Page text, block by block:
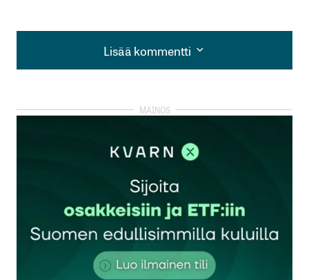
Lisää kommentti
Lisää kommentti
kirjautua
rekisteröityä
Sähköpostiosoitettasi ei julkaista.Pakolliset
kentät on merkitty*